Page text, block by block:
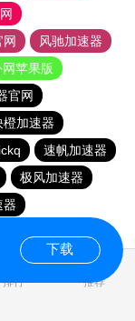
风驰加速器
苹果版
官网
橙加速器
速帆加速器
极风加速器
器
排行 推荐
下载